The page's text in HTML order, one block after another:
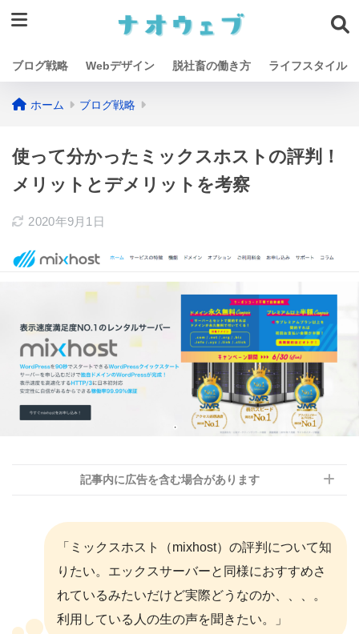
ブログ戦略 Webデザイン 脱社畜の働き方 ライフスタイル
ホーム ブログ戦略
使って分かったミックスホストの評判！
メリットとデメリットを考察
2020年9月1日
記事内に広告を含む場合があります
「ミックスホスト（mixhost）の評判について知
りたい。エックスサーバーと同様におすすめさ
れているみたいだけど実際どうなのか、、、。
利用している人の生の声を聞きたい。」